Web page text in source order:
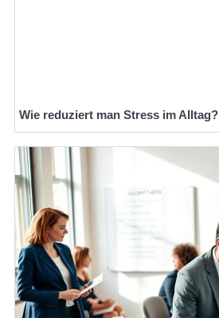
Wie reduziert man Stress im Alltag?